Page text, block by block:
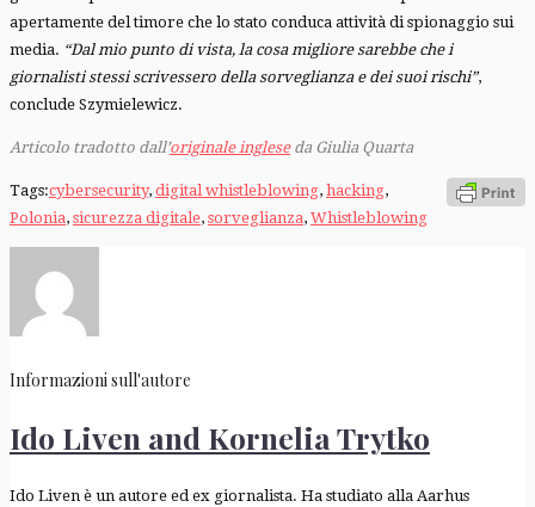
apertamente del timore che lo stato conduca attività di spionaggio sui
media. “Dal mio punto di vista, la cosa migliore sarebbe che i
giornalisti stessi scrivessero della sorveglianza e dei suoi rischi”,
conclude Szymielewicz.
Articolo tradotto dall’originale ingleseda Giulia Quarta
Tags:cybersecurity, digital whistleblowing, hacking,
Polonia, sicurezza digitale, sorveglianza, Whistleblowing
Informazioni sull'autore
Ido Liven and Kornelia Trytko
Ido Liven è un autore ed ex giornalista. Ha studiato alla Aarhus